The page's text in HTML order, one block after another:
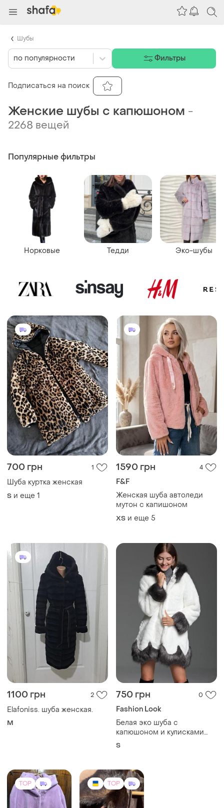
Женские шубы с капюшоном -
2268 вещей
700 грн 1
Шуба куртка женская
S и еще 1
1590 грн 4
F&F
Женская шуба автоледи
мутон с капишоном
ХS и еще 5
1100 грн 2
Elafoniss. шуба женская.
M
750 грн 0
Fashion Look
Белая эко шуба с
капюшоном и кулисками
fashion
S
TOP TOP
Популярные фильтры
Норковые Тедди Эко-шубы
по популярности Фильтры
Подписаться на поиск
Шубы